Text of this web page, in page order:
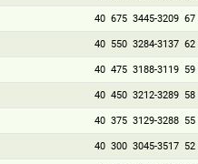
40 675 3445-3209 67
40 550 3284-3137 62
40 475 3188-3119 59
40 450 3212-3289 58
40 375 3129-3288 55
40 300 3045-3517 52